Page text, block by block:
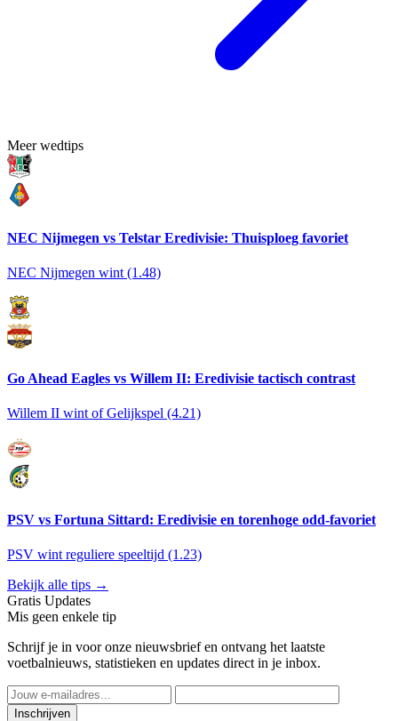
Meer wedtips
NEC Nijmegen vs Telstar Eredivisie: Thuisploeg favoriet
NEC Nijmegen wint (1.48)
Go Ahead Eagles vs Willem II: Eredivisie tactisch contrast
Willem II wint of Gelijkspel (4.21)
PSV vs Fortuna Sittard: Eredivisie en torenhoge odd-favoriet
PSV wint reguliere speeltijd (1.23)
Bekijk alle tips →
Gratis Updates
Mis geen enkele tip
Schrijf je in voor onze nieuwsbrief en ontvang het laatste
voetbalnieuws, statistieken en updates direct in je inbox.
Inschrijven